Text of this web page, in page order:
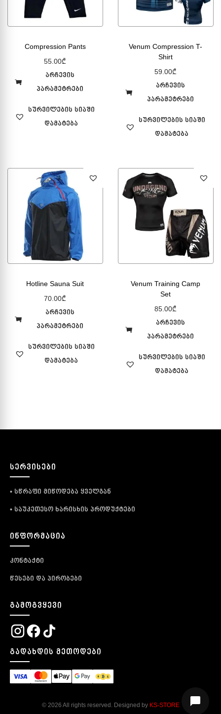
Compression Pants
55.00₾
არჩევის
პარამეტრები
სურვილების სიაში
დამატება
Venum Compression T-
Shirt
59.00₾
არჩევის
პარამეტრები
სურვილების სიაში
დამატება
Hotline Sauna Suit
70.00₾
არჩევის
პარამეტრები
სურვილების სიაში
დამატება
Venum Training Camp
Set
85.00₾
არჩევის
პარამეტრები
სურვილების სიაში
დამატება
ᲡᲔᲠᲕᲘᲡᲔᲑᲘ
• სწრაფი მიწოდება ყველგან
• საუკეთესო ხარისხის პროდუქტები
ᲘᲜᲤᲝᲠᲛᲐᲪᲘᲐ
კონტაქტი
წესები და პირობები
ᲒᲐᲛᲝᲒᲕᲧᲔᲕᲘ
ᲒᲐᲓᲐᲮᲓᲘᲡ ᲛᲔᲗᲝᲓᲔᲑᲘ
© 2026 All rights reserved. Designed by KS-STORE